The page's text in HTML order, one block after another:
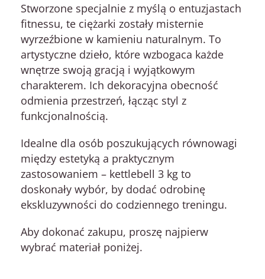
Stworzone specjalnie z myślą o entuzjastach
fitnessu, te ciężarki zostały misternie
wyrzeźbione w kamieniu naturalnym. To
artystyczne dzieło, które wzbogaca każde
wnętrze swoją gracją i wyjątkowym
charakterem. Ich dekoracyjna obecność
odmienia przestrzeń, łącząc styl z
funkcjonalnością.
Idealne dla osób poszukujących równowagi
między estetyką a praktycznym
zastosowaniem – kettlebell 3 kg to
doskonały wybór, by dodać odrobinę
ekskluzywności do codziennego treningu.
Aby dokonać zakupu, proszę najpierw
wybrać materiał poniżej.